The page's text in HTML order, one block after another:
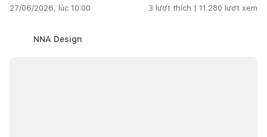
27/06/2026, lúc 10:00 3 lượt thích | 11.280 lượt xem
NNA Design